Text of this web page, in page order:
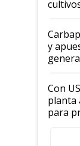
y
rurales
Con
planta
para